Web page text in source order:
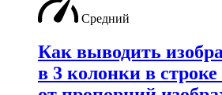
Средний
Как выводить
в 3 колонки в